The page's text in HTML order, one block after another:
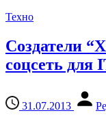
Техно
Создатели
соцсеть для
31.07.2013